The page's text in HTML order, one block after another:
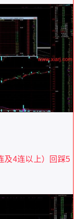
4连以上）回踩5